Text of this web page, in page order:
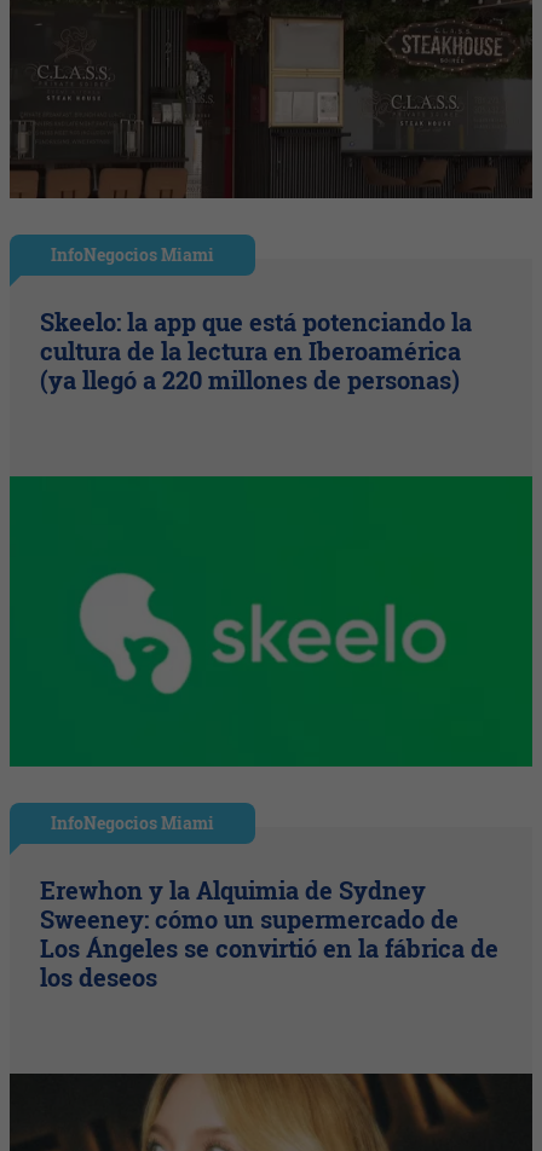
InfoNegocios Miami
Skeelo: la app que está potenciando la
cultura de la lectura en Iberoamérica
(ya llegó a 220 millones de personas)
InfoNegocios Miami
Erewhon y la Alquimia de Sydney
Sweeney: cómo un supermercado de
Los Ángeles se convirtió en la fábrica de
los deseos